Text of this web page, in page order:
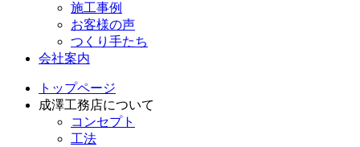
施工事例
お客様の声
つくり手たち
会社案内
トップページ
成澤工務店について
コンセプト
工法